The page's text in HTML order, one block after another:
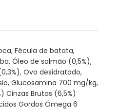
Fécula de batata,
Óleo de salmão (0,5%),
Ovo desidratado,
Glucosamina 700 mg/kg,
Cinzas Brutas (6,5%)
Gordos Ómega 6